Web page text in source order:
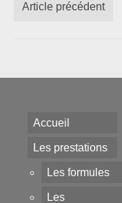
Article précédent
Accueil
Les prestations
Les formules
Les